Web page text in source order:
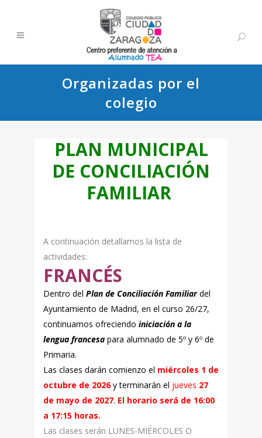
Organizadas por el
colegio
PLAN MUNICIPAL
DE CONCILIACIÓN
FAMILIAR
A continuación detallamos la lista de
actividades:
FRANCÉS
Dentro del Plan de Conciliación Familiardel
Ayuntamiento de Madrid, en el curso 26/27,
continuamos ofreciendo iniciación a la
lengua francesa para alumnado de 5º y 6º de
Primaria.
Las clases darán comienzo el miércoles 1 de
octubre de 2026 y terminarán el jueves 27
de mayo de 2027. El horario será de 16:00
a 17:15 horas.
Las clases serán LUNES-MIÉRCOLES O